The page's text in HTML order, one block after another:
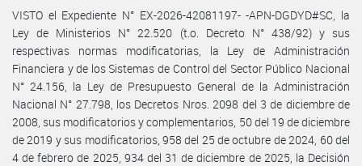
VISTO el Expediente N° EX-2026-42081197- -APN-DGDYD#SC, la
Ley de Ministerios N° 22.520 (t.o. Decreto N° 438/92) y sus
respectivas normas modificatorias, la Ley de Administración
Financiera y de los Sistemas de Control del Sector Público Nacional
N° 24.156, la Ley de Presupuesto General de la Administración
Nacional N° 27.798, los Decretos Nros. 2098 del 3 de diciembre de
2008, sus modificatorios y complementarios, 50 del 19 de diciembre
de 2019 y sus modificatorios, 958 del 25 de octubre de 2024, 60 del
4 de febrero de 2025, 934 del 31 de diciembre de 2025, la Decisión